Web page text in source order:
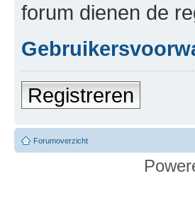
forum dienen de
Registreren
Forumoverzicht